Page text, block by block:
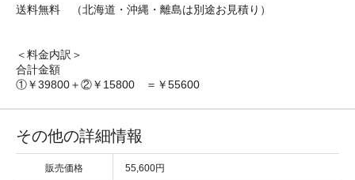
送料無料 （北海道・沖縄・離島は別途お見積り）
＜料金内訳＞
合計金額
①￥39800＋②￥15800 ＝￥55600
その他の詳細情報
販売価格 55,600円